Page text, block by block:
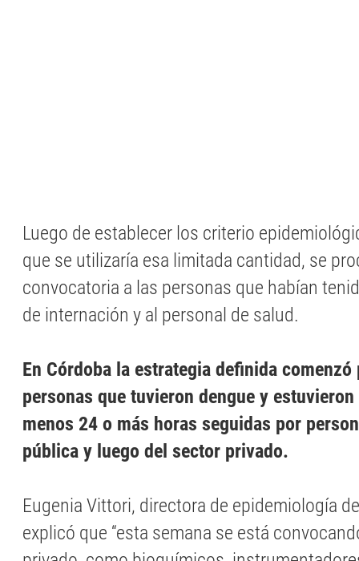
Luego de establecer los criterio
que se utilizaría esa limitada cantidad, se
convocatoria a las personas que habían
de internación y al personal de salud.
En Córdoba la estrategia definida
personas que tuvieron dengue y
menos 24 o más horas seguidas por
pública y luego del sector privado.
Eugenia Vittori, directora de epidemiología
explicó que “esta semana se está